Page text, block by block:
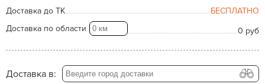
Доставка до ТК
БЕСПЛАТНО
Доставка по области
0 руб
Доставка в: